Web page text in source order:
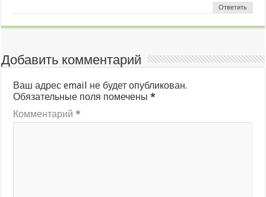
Ответить
Добавить комментарий
Ваш адрес email не будет опубликован.
Обязательные поля помечены*
Комментарий*